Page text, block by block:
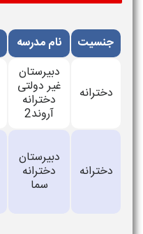
جنسیت نام مدرسه
دخترانه
دبیرستان
غیر دولتی
دخترانه
آروند2
دخترانه
دبیرستان
دخترانه
سما